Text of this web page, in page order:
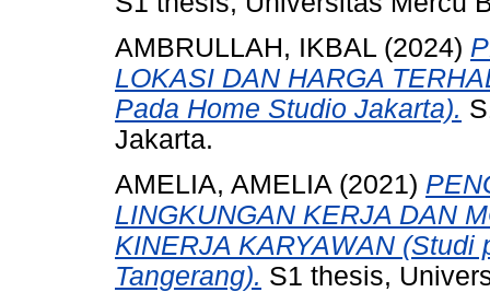
AMBRULLAH, IKBAL (2024)
LOKASI DAN HARGA
Pada Home Studio Jakarta).
Jakarta.
AMELIA, AMELIA (2021)
LINGKUNGAN KERJA DAN
KINERJA KARYAWAN
Tangerang). S1 thesis,